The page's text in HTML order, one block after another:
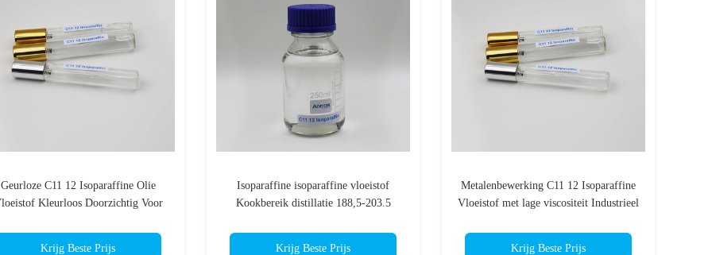
Geurloze C11 12 Isoparaffine Olie
Kleurloos Doorzichtig Voor
Krijg Beste Prijs
Isoparaffine isoparaffine vloeistof
Kookbereik distillatie 188,5-203.5
Krijg Beste Prijs
Metalenbewerking C11 12 Isoparaffine
Vloeistof met lage viscositeit Industrieel
Krijg Beste Prijs